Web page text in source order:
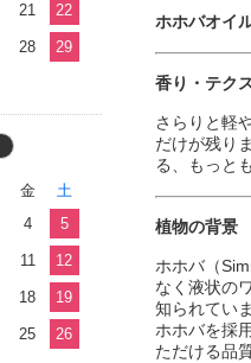
ホホバオイ
香り・テク
さらりと軽
だけが残り
る、もっと
植物の背景
ホホバ（
なく液状の
知られてい
ホホバを採
ただける品
21 22
28 29
金
土
4 5
11 12
18 19
25 26